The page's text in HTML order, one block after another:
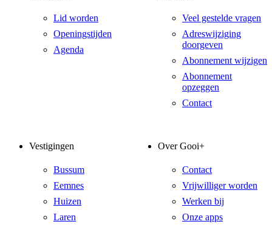
Lid worden
Openingstijden
Agenda
Veel gestelde vragen
Adreswijziging
doorgeven
Abonnement wijzigen
Abonnement
opzeggen
Contact
Vestigingen
Bussum
Eemnes
Huizen
Laren
Over Gooi+
Contact
Vrijwilliger worden
Werken bij
Onze apps